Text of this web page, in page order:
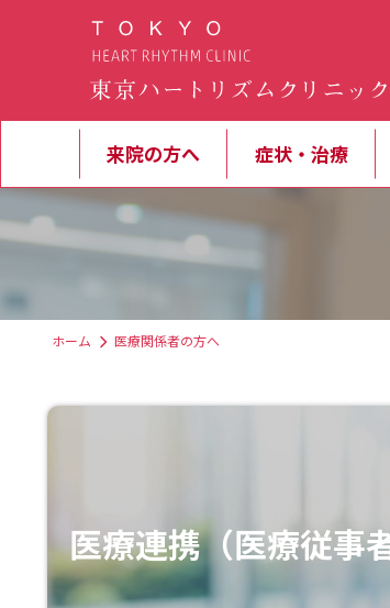
来院の方へ 症状・治療
ホーム 医療関係者の方へ
医療連携（医療従事